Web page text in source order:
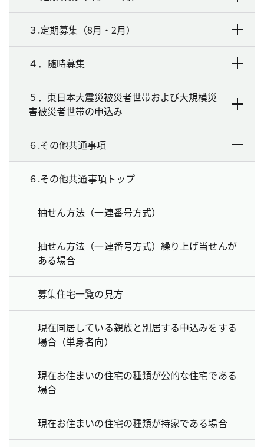
３.定期募集（8月・2月）
４．随時募集
５．東日本大震災被災者世帯および大規模災
害被災者世帯の申込み
６.その他共通事項
６.その他共通事項トップ
抽せん方法（一連番号方式）
抽せん方法（一連番号方式）繰り上げ当せんが
ある場合
募集住宅一覧の見方
現在同居している親族と別居する申込みをする
場合（単身者向）
現在お住まいの住宅の種類が公的な住宅である
場合
現在お住まいの住宅の種類が持家である場合